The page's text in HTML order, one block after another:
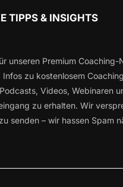
TIPPS & INSIGHTS
unseren Premium Coaching-
Infos zu kostenlosem
Videos, Webinaren
zu erhalten. Wir
senden – wir hassen Spam